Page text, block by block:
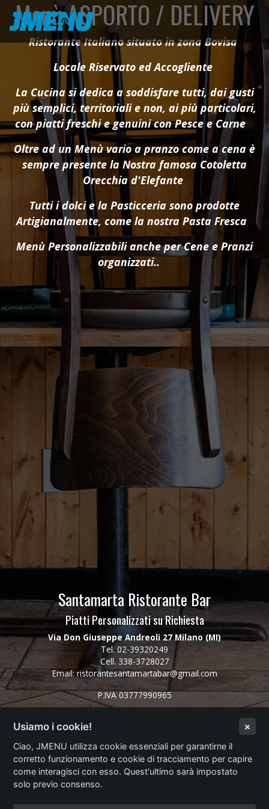
Menù ASPORTO / DELIVERY
Ristorante Italiano situato in zona Bovisa
Locale Riservato ed Accogliente
La Cucina si dedica a soddisfare tutti, dai gusti
più semplici, territoriali e non, ai più particolari,
con piatti freschi e genuini conPesce e Carne
Oltre ad un Menù vario a pranzo come a cena è
sempre presente la Nostra famosa Cotoletta
Orecchia d'Elefante
Tutti i dolci e la Pasticceria sono prodotte
Artigianalmente, come la nostra Pasta Fresca
Menù Personalizzabili anche per Cene e Pranzi
organizzati..
Santamarta Ristorante Bar
Piatti Personalizzati su Richiesta
Via Don Giuseppe Andreoli 27 Milano (MI)
Tel.02-39320249
Cell. 338-3728027
Email: ristorantesantamartabar@gmail.com
P.IVA 03777990965
Login Ristorante
JMENU
Menù Digitale Professionale
Usiamo i cookie!
Ciao, JMENU utilizza cookie essenziali per garantirne il
corretto funzionamento e cookie di tracciamento per capire
come interagisci con esso. Quest'ultimo sarà impostato
solo previo consenso.